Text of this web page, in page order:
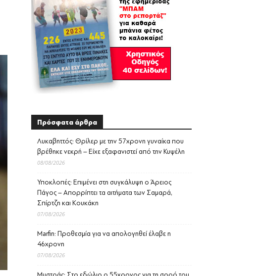
Πρόσφατα άρθρα
Λυκαβηττός: Θρίλερ με την 57χρονη γυναίκα που
βρέθηκε νεκρή – Είχε εξαφανιστεί από την Κυψέλη
08/08/2026
Υποκλοπές: Επιμένει στη συγκάλυψη ο Άρειος
Πάγος – Απορρίπτει τα αιτήματα των Σαμαρά,
Σπίρτζη και Κουκάκη
07/08/2026
Marfin: Προθεσμία για να απολογηθεί έλαβε η
46χρονη
07/08/2026